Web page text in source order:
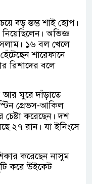
বড় স্তম্ভ শাই হোপ।
অভিজ্ঞ
১৬ বল খেলে
শারেফানে
রিশাদের বলে
আর ঘুরে দাঁড়াতে
গ্রেভস-আকিল
করেছেন। দশ
২৭ রান। যা ইনিংসে
করেছেন নাসুম
করে উইকেট